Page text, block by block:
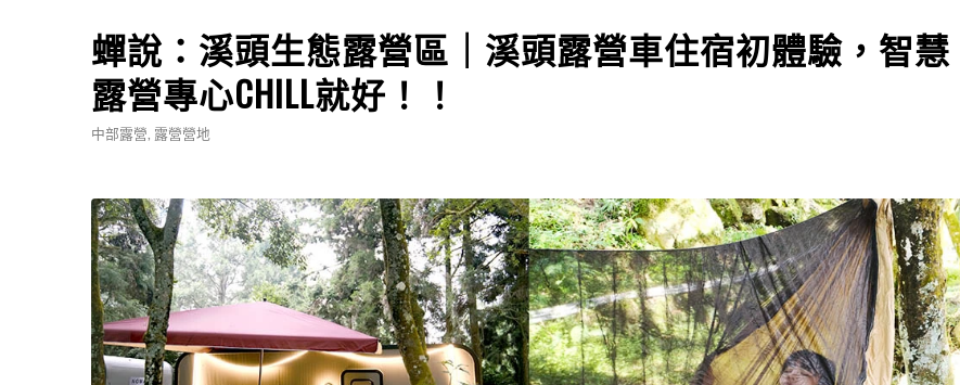
蟬說：溪頭生態露營區｜溪頭露營車住宿初體驗，智慧
露營專心CHILL就好！！
中部露營, 露營營地